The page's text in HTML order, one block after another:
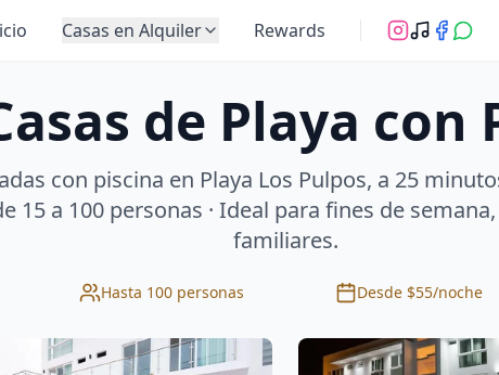
Casas en Alquiler Rewards
de Playa con
con piscina en Playa Los Pulpos, a 25
15 a 100 personas · Ideal para fines de
familiares.
Hasta 100 personas Desde $55/noche